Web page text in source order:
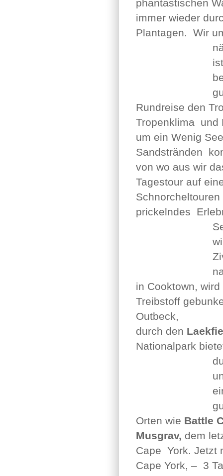
phantastischen
immer wieder
Plantagen. Wir
Rundreise den
Tropenklima und
um ein Wenig
Sandstränden
von wo aus wir
Tagestour auf
prickelndes
in Cooktown,
Treibstoff
Outbeck,
durch den
Nationalpark
Orten wie Battle
Musgrav, dem
Cape York. Jetzt
Cape York, – 3